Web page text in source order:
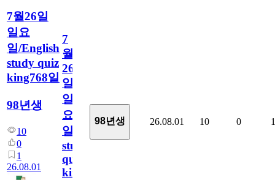
7월26일
일요
일/English
study quiz
king768일
98년생
10
0
1
26.08.01
7
월
26
일
일
요
일/English
study
quiz
king768
98년생 26.08.01 10 0 1